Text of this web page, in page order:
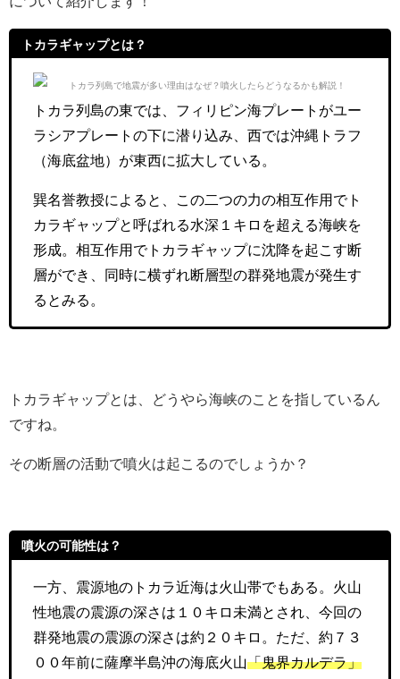
トカラギャップとは？
トカラ列島の東では、フィリピン海プレートがユー
ラシアプレートの下に潜り込み、西では沖縄トラフ
（海底盆地）が東西に拡大している。
巽名誉教授によると、この二つの力の相互作用でト
カラギャップと呼ばれる水深１キロを超える海峡を
形成。相互作用でトカラギャップに沈降を起こす断
層ができ、同時に横ずれ断層型の群発地震が発生す
るとみる。
トカラギャップとは、どうやら海峡のことを指しているん
ですね。
その断層の活動で噴火は起こるのでしょうか？
噴火の可能性は？
一方、震源地のトカラ近海は火山帯でもある。火山
性地震の震源の深さは１０キロ未満とされ、今回の
群発地震の震源の深さは約２０キロ。ただ、約７３
００年前に薩摩半島沖の海底火山「鬼界カルデラ」